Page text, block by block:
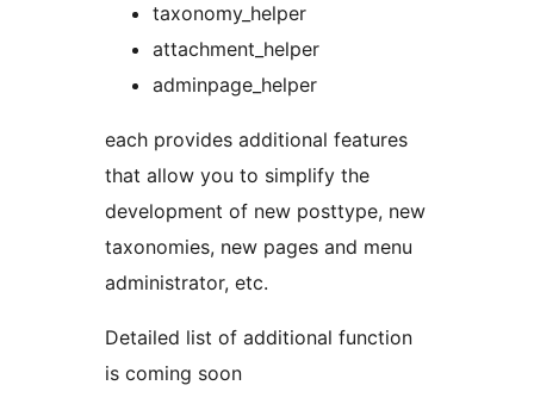
taxonomy_helper
attachment_helper
adminpage_helper
each provides additional features
that allow you to simplify the
development of new posttype, new
taxonomies, new pages and menu
administrator, etc.
Detailed list of additional function
is coming soon